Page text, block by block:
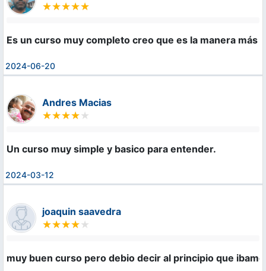
Es un curso muy completo creo que es la manera
2024-06-20
Andres Macias
Un curso muy simple y basico para entender.
2024-03-12
joaquin saavedra
muy buen curso pero debio decir al principio que